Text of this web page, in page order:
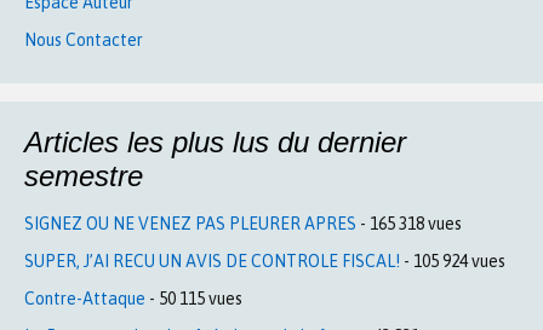
Nous Contacter
Articles les plus lus du dernier
semestre
SIGNEZ OU NE VENEZ PAS PLEURER APRES - 165 318 vues
SUPER, J’AI RECU UN AVIS DE CONTROLE FISCAL! - 105 924 vues
Contre-Attaque - 50 115 vues